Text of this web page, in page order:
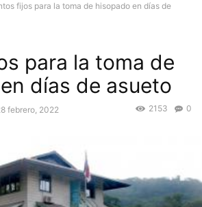
fijos para la toma de hisopado en días de
para la toma de
días de asueto
febrero, 2022 0
2153